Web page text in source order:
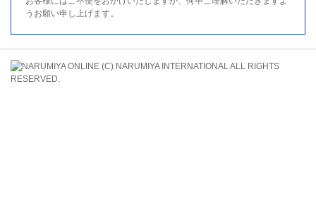
うお願い申し上げます。